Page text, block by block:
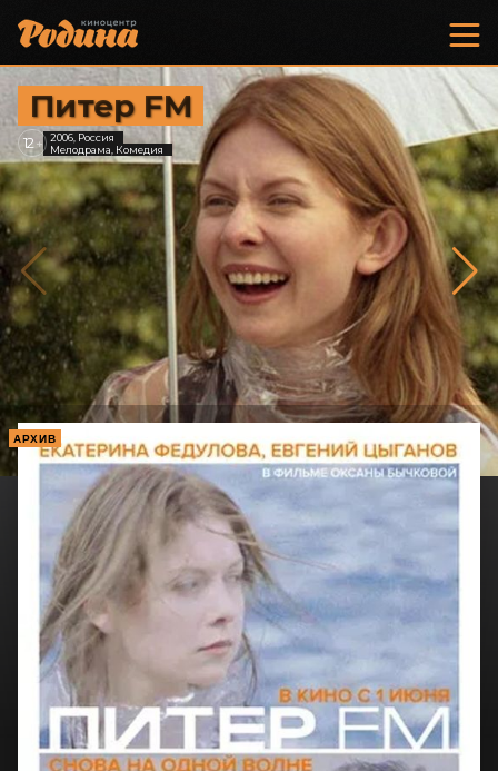
Питер FM
12 +
2006, Россия
Мелодрама, Комедия
АРХИВ